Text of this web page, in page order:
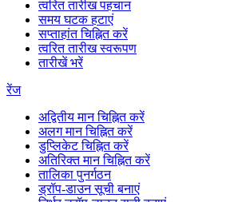
त्वरित तारीख पहचान
समय घटक हटाएं
सप्ताहांत चिह्नित करें
त्वरित तारीख स्वरूपण
तारीखें भरें
रेंज
अद्वितीय मान चिह्नित करें
अलग मान चिह्नित करें
डुप्लिकेट चिह्नित करें
अतिरिक्त मान चिह्नित करें
तालिका पुनर्गठन
ड्रॉप-डाउन सूची बनाएं